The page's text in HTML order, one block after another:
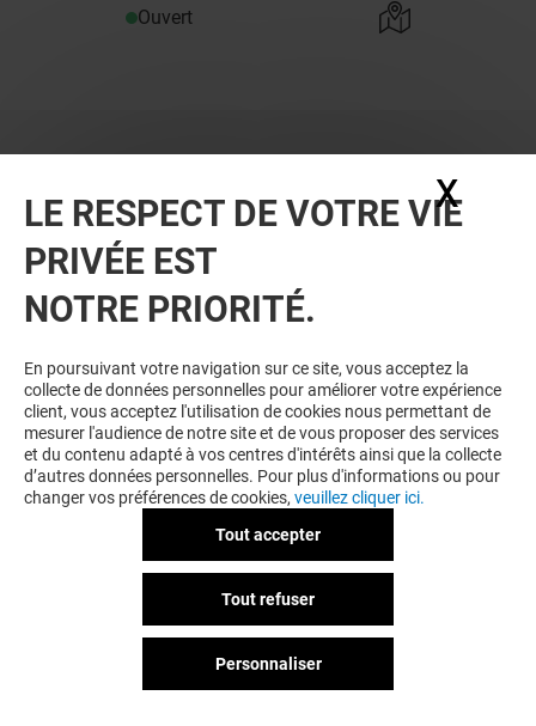
Ouvert
CLIPPERS
Ouvert
LE RESPECT DE VOTRE VIE
PRIVÉE EST
NOTRE PRIORITÉ.
En poursuivant votre navigation sur ce site, vous acceptez la
collecte de données personnelles pour améliorer votre expérience
client, vous acceptez l'utilisation de cookies nous permettant de
mesurer l'audience de notre site et de vous proposer des services
et du contenu adapté à vos centres d'intérêts ainsi que la collecte
d’autres données personnelles. Pour plus d'informations ou pour
changer vos préférences de cookies, veuillez cliquer ici.
Tout accepter
Tout refuser
Personnaliser
X